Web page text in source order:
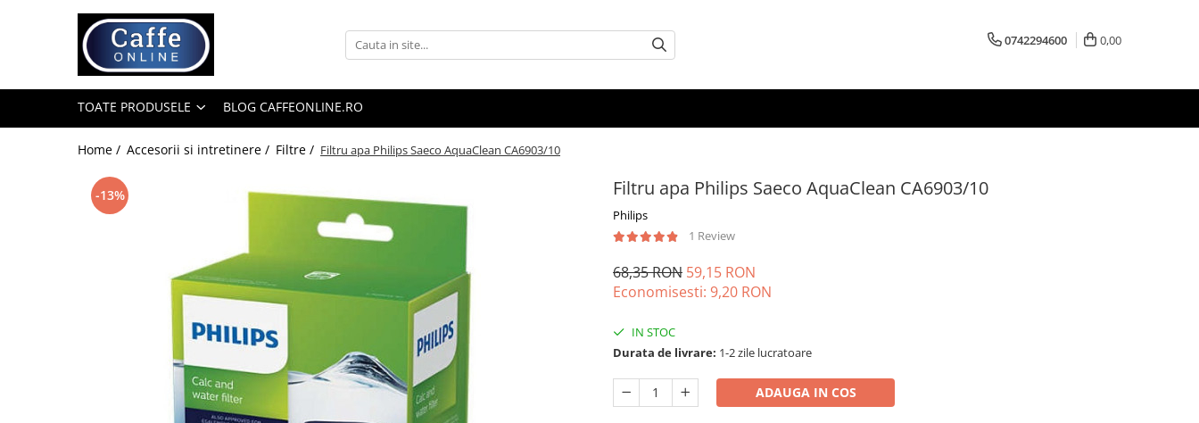
Toate Produsele
Capsule Cafea
Cafea Macinata
Cafea Instant
0742294600 0,00
TOATE PRODUSELE BLOG CAFFEONLINE.RO
Home / Accesorii si intretinere / Filtre / Filtru apa Philips Saeco AquaClean CA6903/10
Filtru apa Philips Saeco AquaClean CA6903/10
Philips
1 Review
-13%
68,35 RON 59,15 RON
Economisesti: 9,20 RON
IN STOC
Durata de livrare: 1-2 zile lucratoare
ADAUGA IN COS